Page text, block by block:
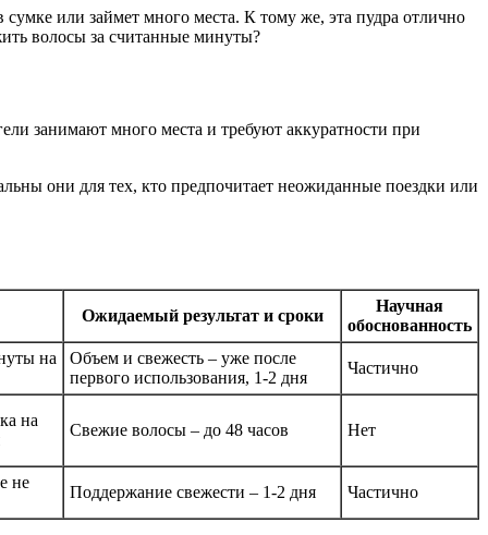
или займет много места. К тому же, эта пудра отлично
волосы за считанные минуты?
занимают много места и требуют аккуратности при
они для тех, кто предпочитает неожиданные поездки или
Ожидаемый результат и сроки
Научная
обоснованность
на
Объем и свежесть – уже после
первого использования, 1-2 дня
Частично
на
Свежие волосы – до 48 часов Нет
не
Поддержание свежести – 1-2 дня Частично